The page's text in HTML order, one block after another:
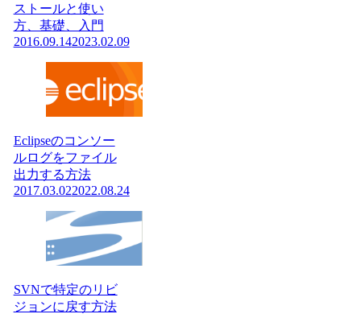
ストールと使い
方、基礎、入門
2016.09.142023.02.09
Eclipseのコンソー
ルログをファイル
出力する方法
2017.03.022022.08.24
SVNで特定のリビ
ジョンに戻す方法